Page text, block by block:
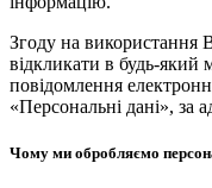
Згоду на використання
відкликати в будь-який
повідомлення
«Персональні дані», за
Чому ми обробляємо